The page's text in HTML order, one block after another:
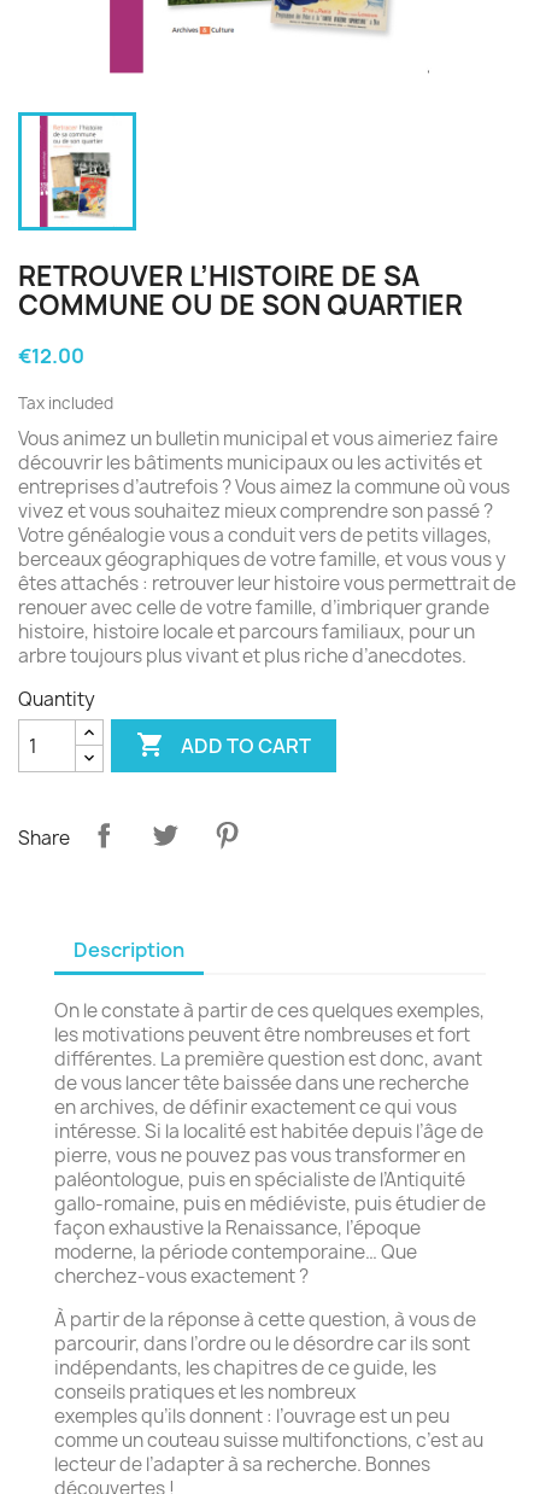
RETROUVER L’HISTOIRE DE SA
COMMUNE OU DE SON QUARTIER
€12.00
Tax included
Vous animez un bulletin municipal et vous aimeriez faire
découvrir les bâtiments municipaux ou les activités et
entreprises d’autrefois ? Vous aimez la commune où vous
vivez et vous souhaitez mieux comprendre son passé ?
Votre généalogie vous a conduit vers de petits villages,
berceaux géographiques de votre famille, et vous vous y
êtes attachés : retrouver leur histoire vous permettrait de
renouer avec celle de votre famille, d’imbriquer grande
histoire, histoire locale et parcours familiaux, pour un
arbre toujours plus vivant et plus riche d’anecdotes.
Quantity
 ADD TO CART
Share
Description
On le constate à partir de ces quelques exemples,
les motivations peuvent être nombreuses et fort
différentes. La première question est donc, avant
de vous lancer tête baissée dans une recherche
en archives, de définir exactement ce qui vous
intéresse. Si la localité est habitée depuis l’âge de
pierre, vous ne pouvez pas vous transformer en
paléontologue, puis en spécialiste de l’Antiquité
gallo-romaine, puis en médiéviste, puis étudier de
façon exhaustive la Renaissance, l’époque
moderne, la période contemporaine… Que
cherchez-vous exactement ?
À partir de la réponse à cette question, à vous de
parcourir, dans l’ordre ou le désordre car ils sont
indépendants, les chapitres de ce guide, les
conseils pratiques et les nombreux
exemples qu’ils donnent : l’ouvrage est un peu
comme un couteau suisse multifonctions, c’est au
lecteur de l’adapter à sa recherche. Bonnes
découvertes !